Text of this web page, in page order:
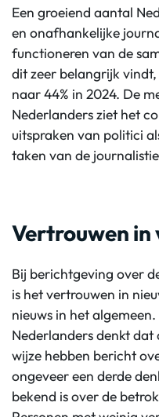
Een groeiend aantal
en onafhankelijke
functioneren van de
dit zeer belangrijk vindt,
naar 44% in 2024. De
Nederlanders ziet het
uitspraken van politici
taken van de
Vertrouwen in
Bij berichtgeving over
is het vertrouwen in
nieuws in het
Nederlanders denkt dat
wijze hebben bericht
ongeveer een derde
bekend is over de